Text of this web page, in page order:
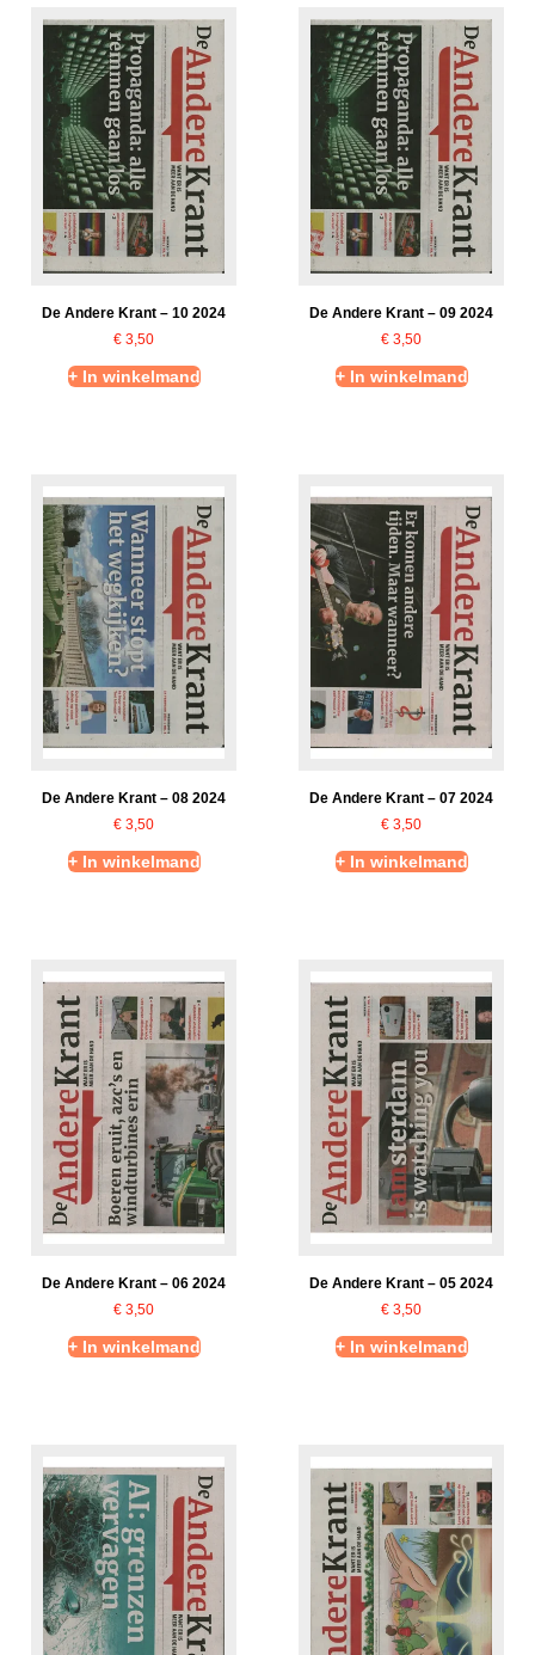
De Andere Krant – 10 2024
€ 3,50
+ In winkelmand
De Andere Krant – 09 2024
€ 3,50
+ In winkelmand
De Andere Krant – 08 2024
€ 3,50
+ In winkelmand
De Andere Krant – 07 2024
€ 3,50
+ In winkelmand
De Andere Krant – 06 2024
€ 3,50
+ In winkelmand
De Andere Krant – 05 2024
€ 3,50
+ In winkelmand